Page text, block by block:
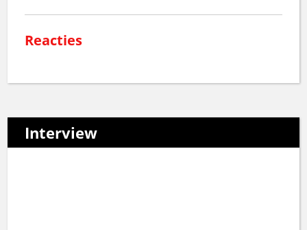
Reacties
Interview